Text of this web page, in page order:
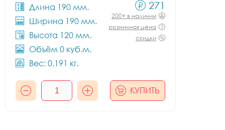
Длина 190 мм.
Ширина 190 мм.
Высота 120 мм.
Объём 0 куб.м.
Вес: 0.191 кг.
271
200+ в наличии
розничная цена
скидки
КУПИТЬ